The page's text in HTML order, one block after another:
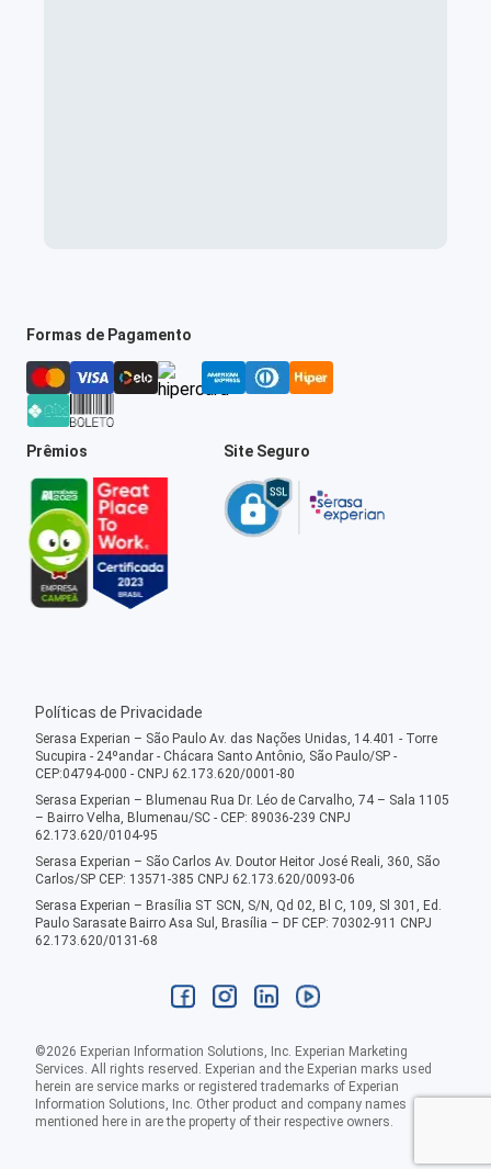
Formas de Pagamento
Prêmios Site Seguro
Políticas de Privacidade
Serasa Experian – São Paulo Av. das Nações Unidas, 14.401 - Torre
Sucupira - 24ºandar - Chácara Santo Antônio, São Paulo/SP -
CEP:04794-000 - CNPJ 62.173.620/0001-80
Serasa Experian – Blumenau Rua Dr. Léo de Carvalho, 74 – Sala 1105
– Bairro Velha, Blumenau/SC - CEP: 89036-239 CNPJ
62.173.620/0104-95
Serasa Experian – São Carlos Av. Doutor Heitor José Reali, 360, São
Carlos/SP CEP: 13571-385 CNPJ 62.173.620/0093-06
Serasa Experian – Brasília ST SCN, S/N, Qd 02, Bl C, 109, Sl 301, Ed.
Paulo Sarasate Bairro Asa Sul, Brasília – DF CEP: 70302-911 CNPJ
62.173.620/0131-68
©2026 Experian Information Solutions, Inc. Experian Marketing
Services. All rights reserved. Experian and the Experian marks used
herein are service marks or registered trademarks of Experian
Information Solutions, Inc. Other product and company names
mentioned here in are the property of their respective owners.